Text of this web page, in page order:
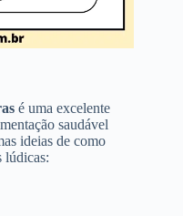
é uma excelente
saudável
ideias de como
lúdicas: